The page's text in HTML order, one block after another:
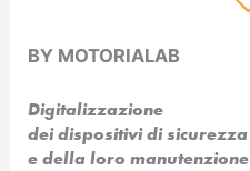
BY MOTORIALAB
Digitalizzazione
dei dispositivi di sicurezza
e della loro manutenzione